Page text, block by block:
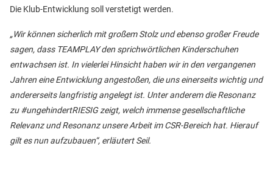
Die Klub-Entwicklung soll verstetigt werden.
„Wir können sicherlich mit großem Stolz und ebenso großer Freude
sagen, dass TEAMPLAY den sprichwörtlichen Kinderschuhen
entwachsen ist. In vielerlei Hinsicht haben wir in den vergangenen
Jahren eine Entwicklung angestoßen, die uns einerseits wichtig und
andererseits langfristig angelegt ist. Unter anderem die Resonanz
zu #ungehindertRIESIG zeigt, welch immense gesellschaftliche
Relevanz und Resonanz unsere Arbeit im CSR-Bereich hat. Hierauf
gilt es nun aufzubauen“, erläutert Seil.